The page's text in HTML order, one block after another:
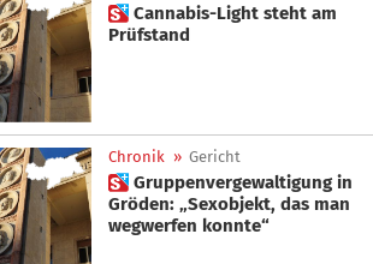
 Cannabis-Light steht am
Prüfstand
Chronik » Gericht
 Gruppenvergewaltigung in
Gröden: „Sexobjekt, das man
wegwerfen konnte“